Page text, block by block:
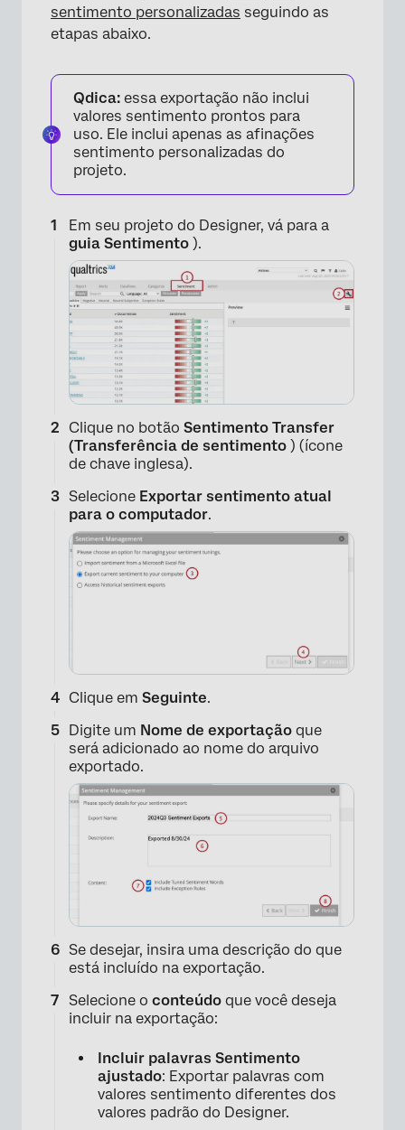
sentimento personalizadas seguindo as
etapas abaixo.
Qdica: essa exportação não inclui
valores sentimento prontos para
uso. Ele inclui apenas as afinações
sentimento personalizadas do
projeto.
Em seu projeto do Designer, vá para a
guia Sentimento ).
×
Clique no botão Sentimento Transfer
(Transferência de sentimento ) (ícone
de chave inglesa).
Selecione Exportar sentimento atual
para o computador.
Clique em Seguinte.
Digite um Nome de exportação que
será adicionado ao nome do arquivo
exportado.
Se desejar, insira uma descrição do que
está incluído na exportação.
Selecione o conteúdo que você deseja
incluir na exportação:
Incluir palavras Sentimento
ajustado: Exportar palavras com
valores sentimento diferentes dos
valores padrão do Designer.